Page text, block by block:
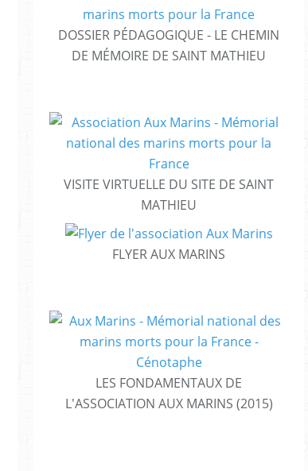
DOSSIER PÉDAGOGIQUE - LE CHEMIN
DE MÉMOIRE DE SAINT MATHIEU
VISITE VIRTUELLE DU SITE DE SAINT
MATHIEU
FLYER AUX MARINS
LES FONDAMENTAUX DE
L'ASSOCIATION AUX MARINS (2015)